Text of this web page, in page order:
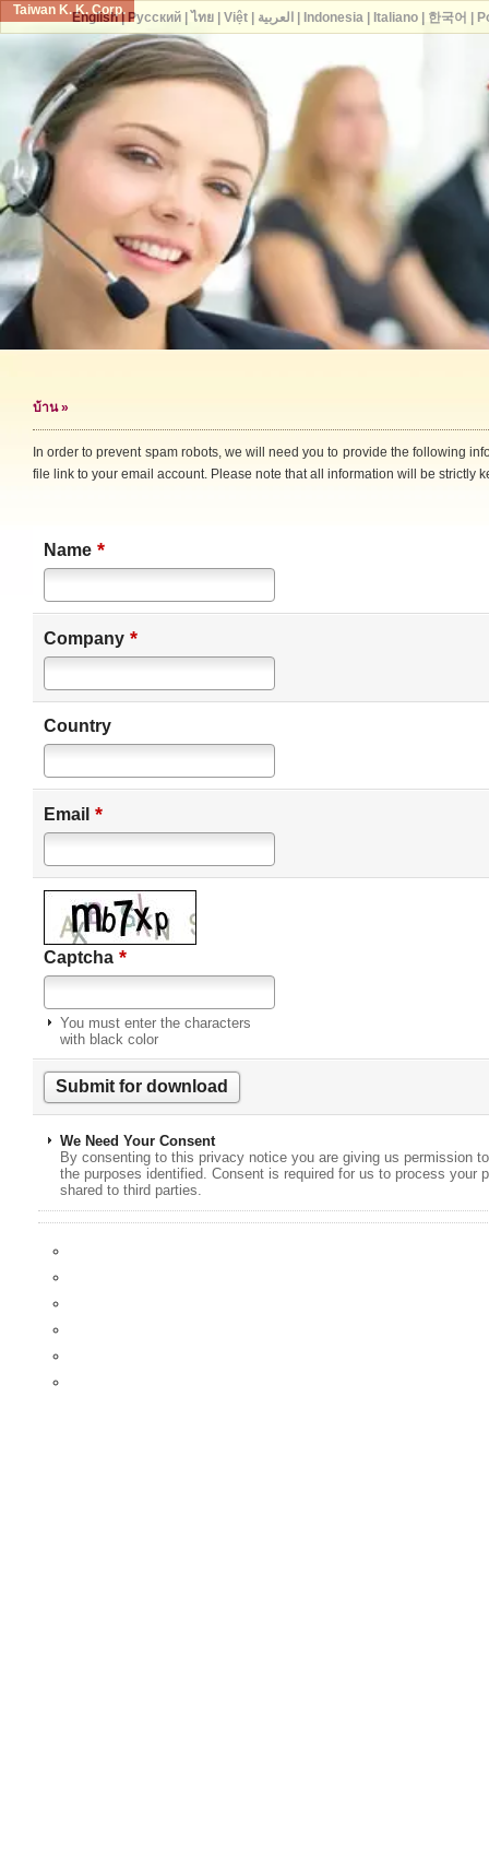
Taiwan K. K. Corp.
บ้าน»
In order to prevent spam robots, we will need you to provide the following
file link to your email account. Please note that all information will be strictly
Name *
Company *
Country
Email *
Captcha *
You must enter the characters
with black color
We Need Your Consent
By consenting to this privacy notice you are giving us permission
the purposes identified. Consent is required for us to process your
shared to third parties.
English| Русский| ไทย| Việt| العربية Indonesia| Italiano| 한국어